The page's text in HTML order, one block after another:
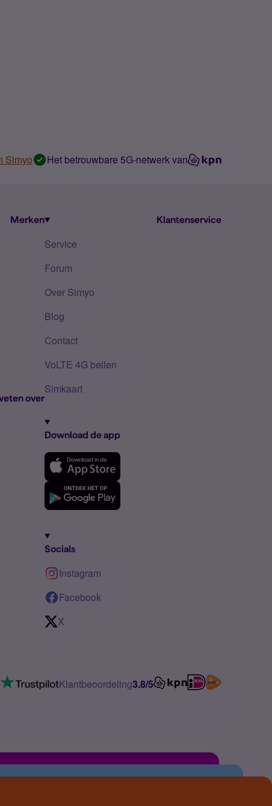
Simyo Het betrouwbare 5G-netwerk van
Merken
over
Klantenservice
Service
Forum
Over Simyo
Blog
Contact
VoLTE 4G bellen
Simkaart
Download de app
Socials
Instagram
Facebook
X
Klantbeoordeling3.8/5